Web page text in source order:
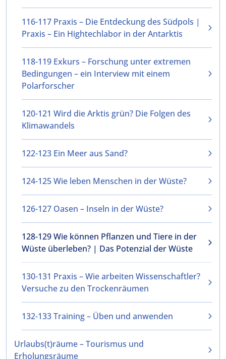
116-117 Praxis – Die Entdeckung des Südpols |
Praxis – Ein Hightechlabor in der Antarktis
118-119 Exkurs – Forschung unter extremen
Bedingungen – ein Interview mit einem
Polarforscher
120-121 Wird die Arktis grün? Die Folgen des
Klimawandels
122-123 Ein Meer aus Sand?
124-125 Wie leben Menschen in der Wüste?
126-127 Oasen – Inseln in der Wüste?
128-129 Wie können Pflanzen und Tiere in der
Wüste überleben? | Das Potenzial der Wüste
130-131 Praxis – Wie arbeiten Wissenschaftler?
Versuche zu den Trockenräumen
132-133 Training – Üben und anwenden
Urlaubs(t)räume – Tourismus und
Erholungsräume